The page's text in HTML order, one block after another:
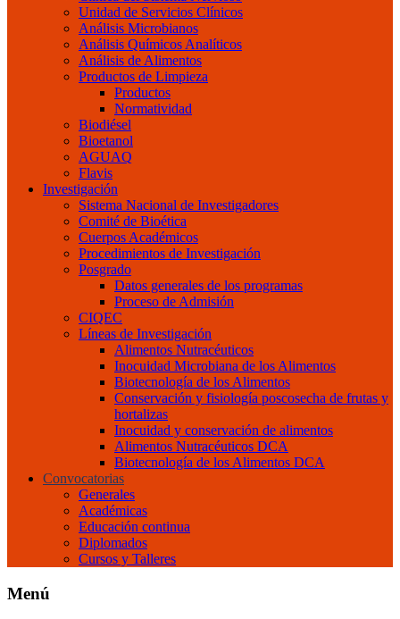
Unidad de Servicios Clínicos
Análisis Microbianos
Análisis Químicos Analíticos
Análisis de Alimentos
Productos de Limpieza
Productos
Normatividad
Biodiésel
Bioetanol
AGUAQ
Flavis
Investigación
Sistema Nacional de Investigadores
Comité de Bioética
Cuerpos Académicos
Procedimientos de Investigación
Posgrado
Datos generales de los programas
Proceso de Admisión
CIQEC
Líneas de Investigación
Alimentos Nutracéuticos
Inocuidad Microbiana de los Alimentos
Biotecnología de los Alimentos
Conservación y fisiología poscosecha de frutas y
hortalizas
Inocuidad y conservación de alimentos
Alimentos Nutracéuticos DCA
Biotecnología de los Alimentos DCA
Convocatorias
Generales
Académicas
Educación continua
Diplomados
Cursos y Talleres
Menú